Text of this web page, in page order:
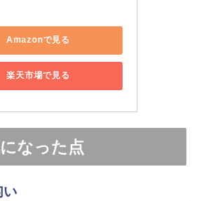
Amazonで見る
楽天市場で見る
なった点
い